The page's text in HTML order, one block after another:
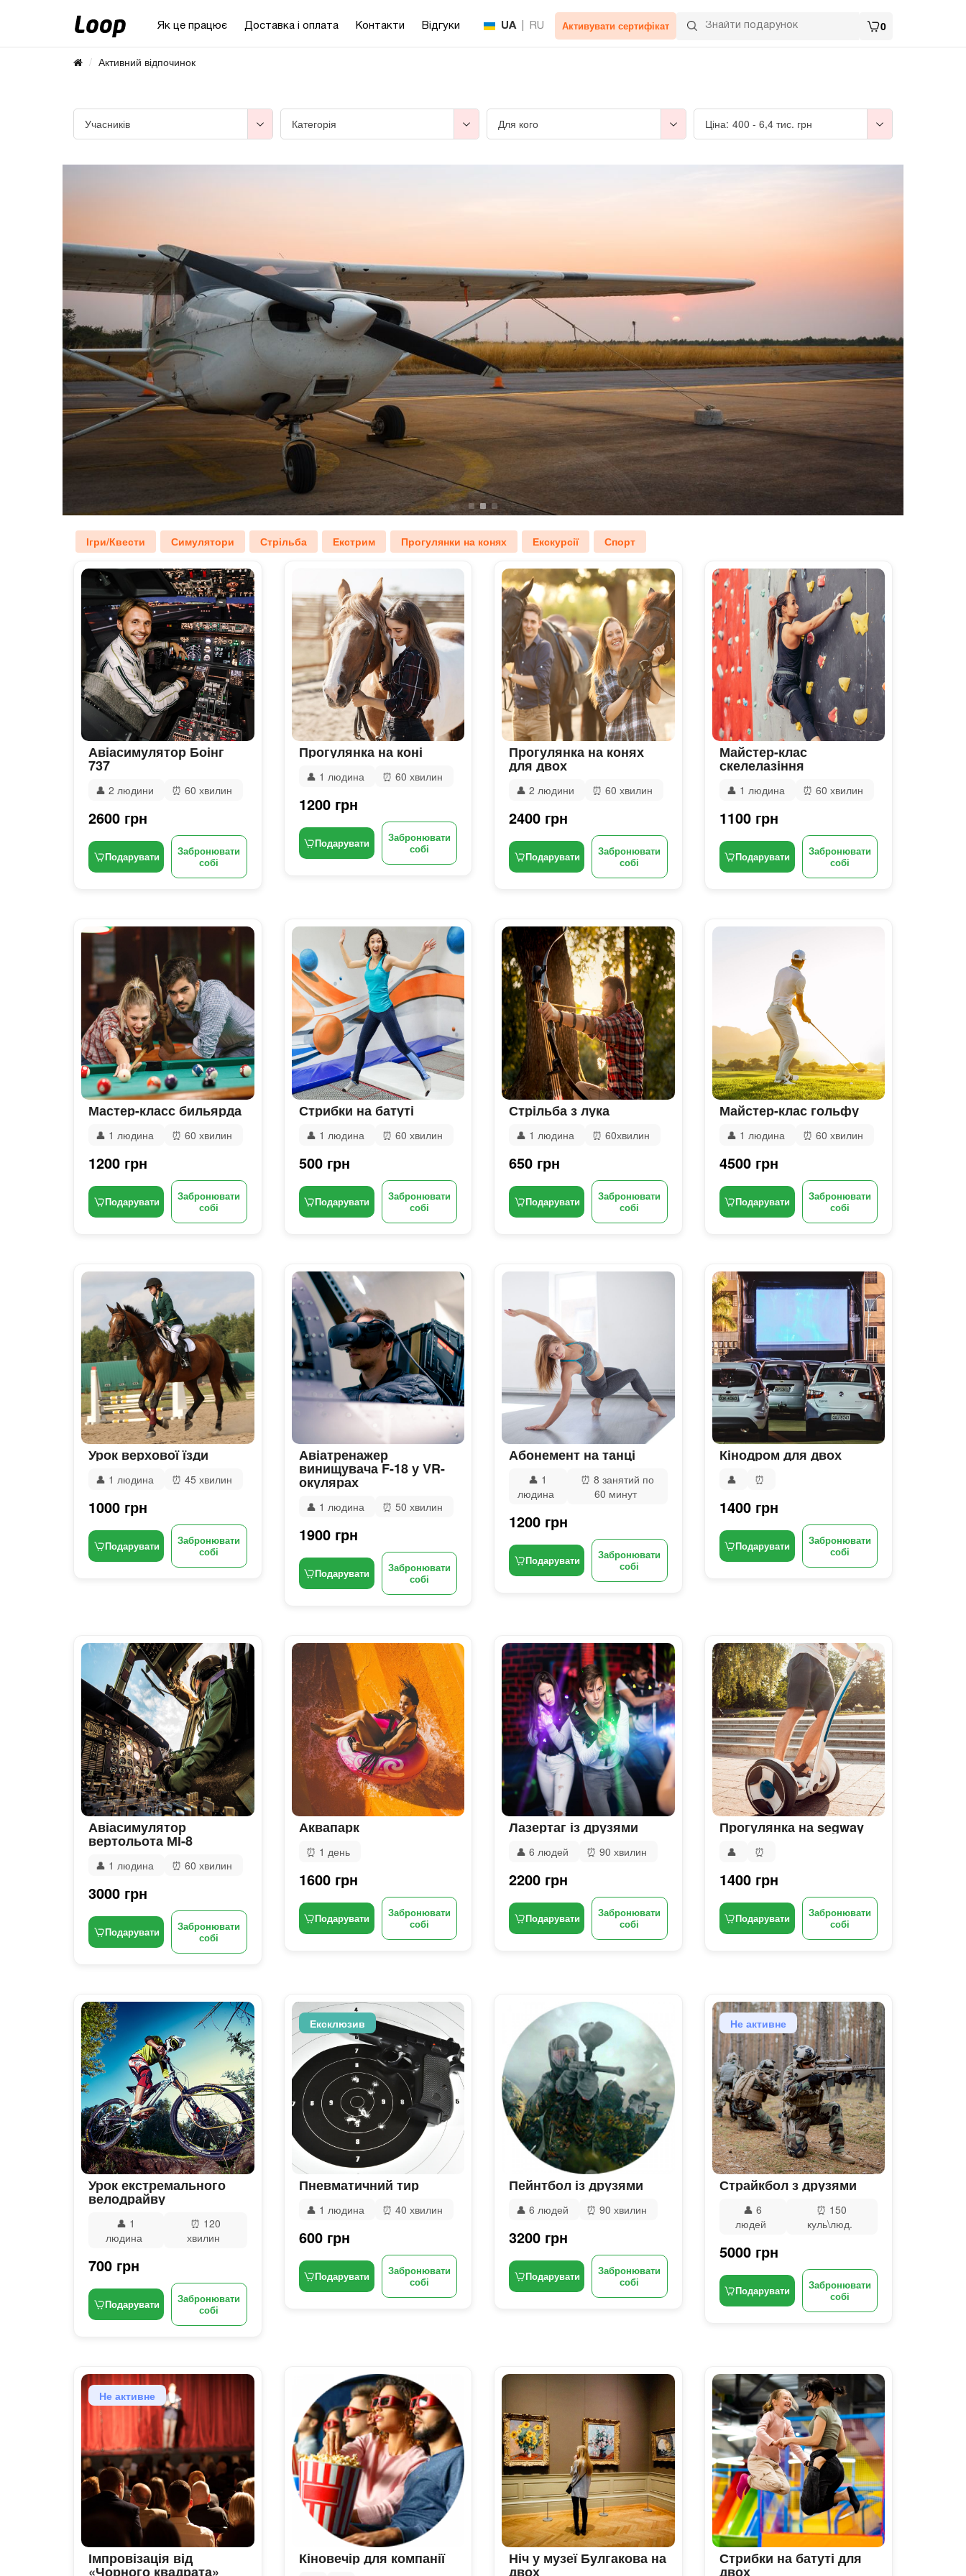
Як це працює Доставка і оплата Контакти Відгуки UA RU Активувати сертифікат 0
Активний відпочинок
Учасників Категорія Для кого 400 - 6,4 тис. грн
Ціна:
Ігри/Квести Симулятори Стрільба Екстрим Прогулянки на конях Екскурсії Спорт
Авіасимулятор Боінг
737
👤 2 людини ⏰ 60 хвилин
2600 грн
Подарувати
Забронювати
собі
Прогулянка на коні
👤 1 людина ⏰ 60 хвилин
1200 грн
Подарувати
Забронювати
собі
Прогулянка на конях
для двох
👤 2 людини ⏰ 60 хвилин
2400 грн
Подарувати
Забронювати
собі
Майстер-клас
скелелазіння
👤 1 людина ⏰ 60 хвилин
1100 грн
Подарувати
Забронювати
собі
Мастер-класс бильярда
👤 1 людина ⏰ 60 хвилин
1200 грн
Подарувати
Забронювати
собі
Стрибки на батуті
👤 1 людина ⏰ 60 хвилин
500 грн
Подарувати
Забронювати
собі
Стрільба з лука
👤 1 людина ⏰ 60хвилин
650 грн
Подарувати
Забронювати
собі
Майстер-клас гольфу
👤 1 людина ⏰ 60 хвилин
4500 грн
Подарувати
Забронювати
собі
Урок верхової їзди
👤 1 людина ⏰ 45 хвилин
1000 грн
Подарувати
Забронювати
собі
Авіатренажер
винищувача F-18 у VR-
окулярах
👤 1 людина ⏰ 50 хвилин
1900 грн
Подарувати
Забронювати
собі
Абонемент на танці
👤 1
людина
⏰ 8 занятий по
60 минут
1200 грн
Подарувати
Забронювати
собі
Кінодром для двох
👤 ⏰
1400 грн
Подарувати
Забронювати
собі
Авіасимулятор
вертольота МІ-8
👤 1 людина ⏰ 60 хвилин
3000 грн
Подарувати
Забронювати
собі
Аквапарк
⏰ 1 день
1600 грн
Подарувати
Забронювати
собі
Лазертаг із друзями
👤 6 людей ⏰ 90 хвилин
2200 грн
Подарувати
Забронювати
собі
Прогулянка на segway
👤 ⏰
1400 грн
Подарувати
Забронювати
собі
Урок екстремального
велодрайву
👤 1
людина
⏰ 120
хвилин
700 грн
Подарувати
Забронювати
собі
Ексклюзив
Пневматичний тир
👤 1 людина ⏰ 40 хвилин
600 грн
Подарувати
Забронювати
собі
Пейнтбол із друзями
👤 6 людей ⏰ 90 хвилин
3200 грн
Подарувати
Забронювати
собі
Не активне
Страйкбол з друзями
👤6
людей
⏰ 150
куль\люд.
5000 грн
Подарувати
Забронювати
собі
Не активне
Імпровізація від
«Чорного квадрата»
Кіновечір для компанії Ніч у музеї Булгакова на
двох
Стрибки на батуті для
двох